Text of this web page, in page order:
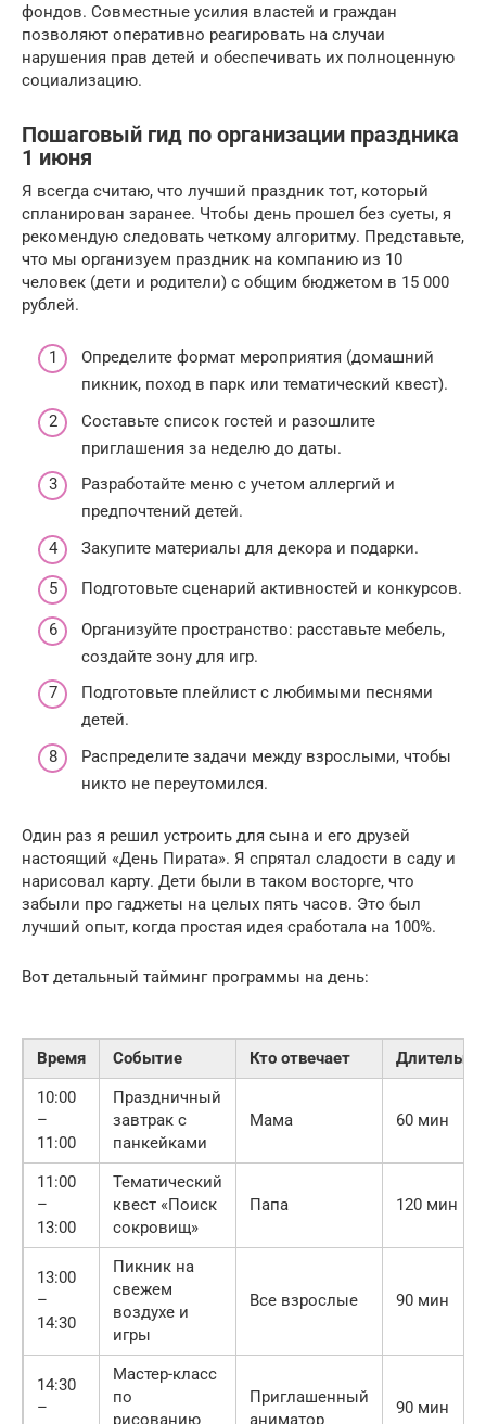
фондов. Совместные усилия властей и граждан
позволяют оперативно реагировать на случаи
нарушения прав детей и обеспечивать их полноценную
социализацию.
Пошаговый гид по организации праздника
1 июня
Я всегда считаю, что лучший праздник тот, который
спланирован заранее. Чтобы день прошел без суеты, я
рекомендую следовать четкому алгоритму. Представьте,
что мы организуем праздник на компанию из 10
человек (дети и родители) с общим бюджетом в 15 000
рублей.
Определите формат мероприятия (домашний
пикник, поход в парк или тематический квест).
Составьте список гостей и разошлите
приглашения за неделю до даты.
Разработайте меню с учетом аллергий и
предпочтений детей.
Закупите материалы для декора и подарки.
Подготовьте сценарий активностей и конкурсов.
Организуйте пространство: расставьте мебель,
создайте зону для игр.
Подготовьте плейлист с любимыми песнями
детей.
Распределите задачи между взрослыми, чтобы
никто не переутомился.
Один раз я решил устроить для сына и его друзей
настоящий «День Пирата». Я спрятал сладости в саду и
нарисовал карту. Дети были в таком восторге, что
забыли про гаджеты на целых пять часов. Это был
лучший опыт, когда простая идея сработала на 100%.
Вот детальный тайминг программы на день:
Время Событие Кто отвечает
10:00
–
11:00
Праздничный
завтрак с
панкейками
Мама 60 мин
11:00
–
13:00
Тематический
квест «Поиск
сокровищ»
Папа 120 мин
13:00
–
14:30
Пикник на
свежем
воздухе и
игры
Все взрослые 90 мин
14:30
–
Мастер-класс
по
рисованию
Приглашенный
аниматор
90 мин